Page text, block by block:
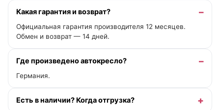
Какая гарантия и возврат?
Официальная гарантия производителя 12 месяцев.
Обмен и возврат — 14 дней.
Где произведено автокресло?
Германия.
Есть в наличии? Когда отгрузка?